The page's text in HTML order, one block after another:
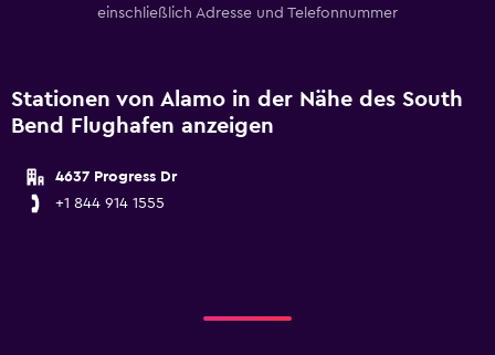
einschließlich Adresse und Telefonnummer
Stationen von Alamo in der Nähe des South
Bend Flughafen anzeigen
4637 Progress Dr
+1 844 914 1555